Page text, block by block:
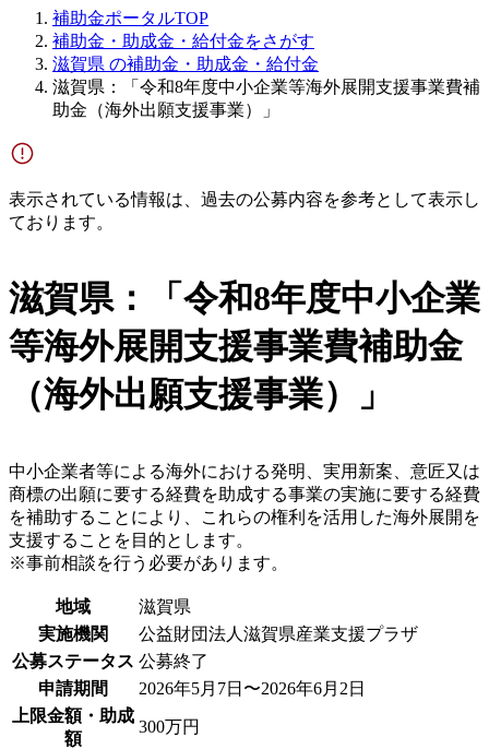
補助金ポータルTOP
補助金・助成金・給付金をさがす
滋賀県 の補助金・助成金・給付金
滋賀県：「令和8年度中小企業等海外展開支援事業費補
助金（海外出願支援事業）」
表示されている情報は、過去の公募内容を参考として表示し
ております。
滋賀県：「令和8年度中小企業
等海外展開支援事業費補助金
（海外出願支援事業）」
中小企業者等による海外における発明、実用新案、意匠又は
商標の出願に要する経費を助成する事業の実施に要する経費
を補助することにより、これらの権利を活用した海外展開を
支援することを目的とします。
※事前相談を行う必要があります。
地域
滋賀県
実施機関
公益財団法人滋賀県産業支援プラザ
公募ステータス 公募終了
申請期間
2026年5月7日〜2026年6月2日
上限金額・助成
額
300万円